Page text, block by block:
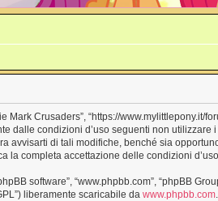
Mark Crusaders”, “https://www.mylittlepony.it/
dalle condizioni d’uso seguenti non utilizzare
avvisarti di tali modifiche, benché sia
la completa accettazione delle condizioni
software”, “www.phpbb.com”, “phpBB
liberamente scaricabile da www.phpbb.com